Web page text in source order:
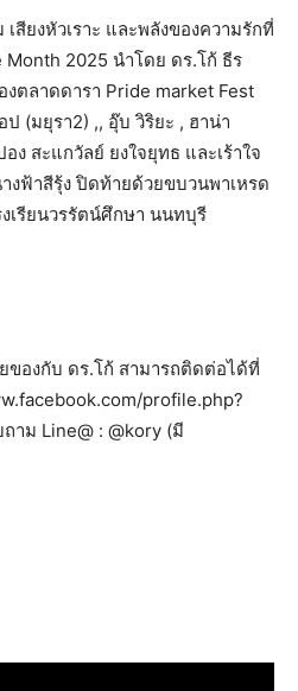
สียงหัวเราะ และพลังของความรักที่
2025 นำโดย ดร.โก้ ธีร
ตลาดดารา Pride market Fest
(มยุรา2) ,, อุ๊บ วิริยะ , ฮาน่า
ง สะแกวัลย์ ยงใจยุทธ และเร้าใจ
งฟ้าสีรุ้ง ปิดท้ายด้วยขบวนพาเหรด
เรียนวรรัตน์ศึกษา นนทบุรี
ของกับ ดร.โก้ สามารถติดต่อได้ที่
profile.php?
าม Line@ : @kory (มี